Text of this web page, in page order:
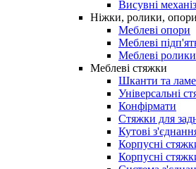
Висувні
Ніжки, ролики, опори
Меблеві опори
Меблеві
Меблеві ролики
Меблеві стяжки
Шканти та
Універсальні
Конфірмати
Стяжки для
Кутові
Корпусні
Корпусні